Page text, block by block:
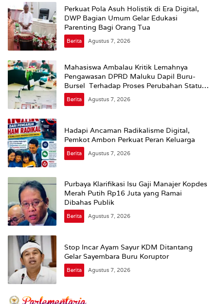
Perkuat Pola Asuh Holistik di Era Digital,
DWP Bagian Umum Gelar Edukasi
Parenting Bagi Orang Tua
Berita Agustus 7, 2026
Mahasiswa Ambalau Kritik Lemahnya
Pengawasan DPRD Maluku Dapil Buru-
Bursel Terhadap Proses Perubahan Status
Jalan
Berita Agustus 7, 2026
Hadapi Ancaman Radikalisme Digital,
Pemkot Ambon Perkuat Peran Keluarga
Berita Agustus 7, 2026
Purbaya Klarifikasi Isu Gaji Manajer Kopdes
Merah Putih Rp16 Juta yang Ramai
Dibahas Publik
Berita Agustus 7, 2026
Stop Incar Ayam Sayur KDM Ditantang
Gelar Sayembara Buru Koruptor
Berita Agustus 7, 2026